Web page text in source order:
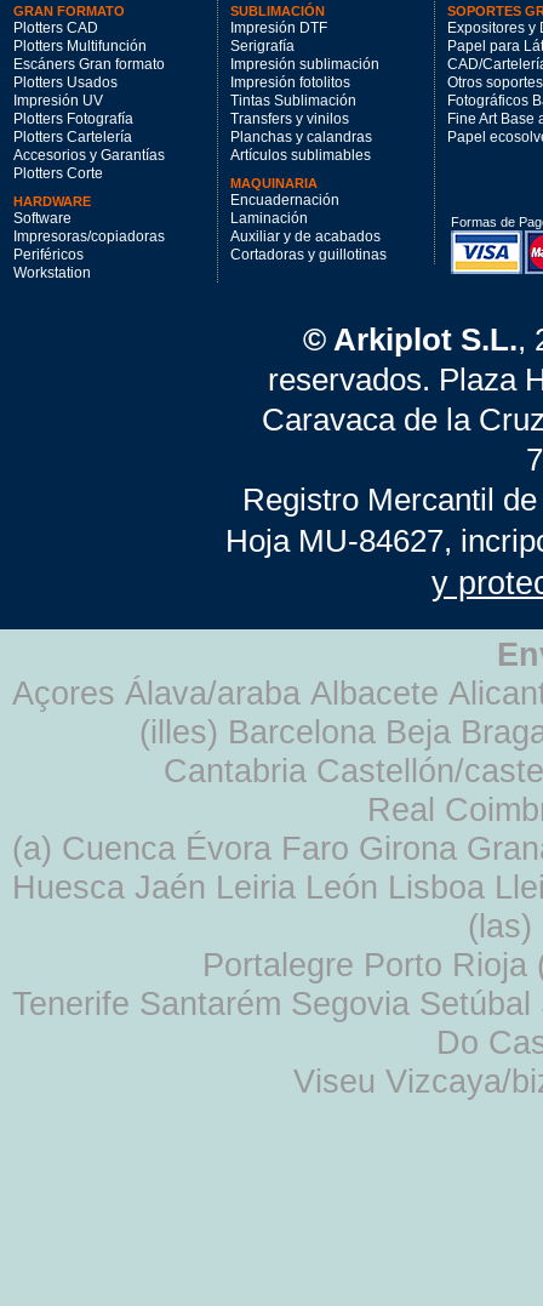
GRAN FORMATO
Plotters CAD
Plotters Multifunción
Escáners Gran formato
Plotters Usados
Impresión UV
Plotters Fotografía
Plotters Cartelería
Accesorios y Garantías
Plotters Corte
HARDWARE
Software
Impresoras/copiadoras
Periféricos
Workstation
SUBLIMACIÓN
Impresión DTF
Serigrafía
Impresión sublimación
Impresión fotolitos
Tintas Sublimación
Transfers y vinilos
Planchas y calandras
Artículos sublimables
MAQUINARIA
Encuadernación
Laminación
Auxiliar y de acabados
Cortadoras y guillotinas
SOPORTES
Expositores y
Papel para
CAD/
Otros soportes
Fotográficos
Fine Art Base
Papel
Formas de
© Arkiplot S.L.,
reservados. Plaza
Caravaca de la
Registro Mercantil
Hoja MU-84627,
y
Açores Álava/araba Albacete
(illes) Barcelona Beja
Cantabria Castellón/
Real
(a) Cuenca Évora Faro Girona
Huesca Jaén Leiria León Lisboa
Portalegre Porto
Tenerife Santarém Segovia
Do
Viseu Vizcaya/